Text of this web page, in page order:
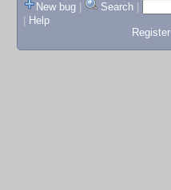
New bug
Search
Help
Register